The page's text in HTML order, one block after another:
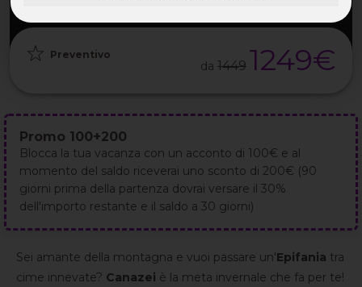
Preventivo
da 1449 1249€
Promo 100+200
Blocca la tua vacanza con un acconto di 100€ e al
momento del saldo riceverai uno sconto di 200€ (90
giorni prima della partenza dovrai versare il 30%
dell'importo restante e il saldo a 30 giorni)
Sei amante della montagna e vuoi passare un'Epifania tra
cime innevate? Canazei è la meta invernale che fa per te!